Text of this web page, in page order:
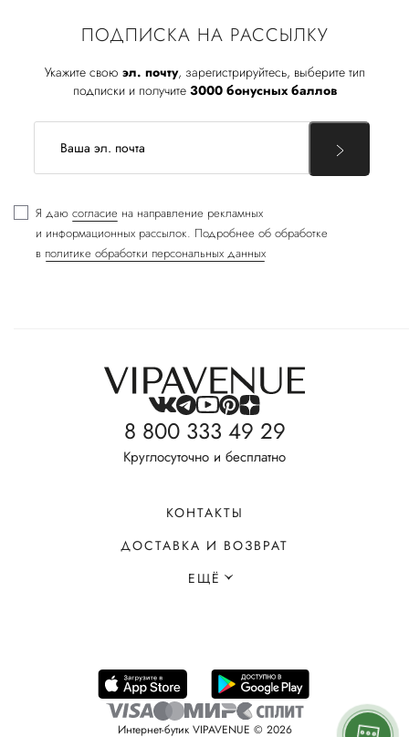
ПОДПИСКА НА РАССЫЛКУ
Укажите свою эл. почту, зарегистрируйтесь, выберите тип
подписки и получите 3000 бонусных баллов
Я даю согласие на направление рекламных
и информационных рассылок. Подробнее об обработке
в политике обработки персональных данных
8 800 333 49 29
Круглосуточно и бесплатно
КОНТАКТЫ
ДОСТАВКА И ВОЗВРАТ
ЕЩЁ
Интернет-бутик VIPAVENUE © 2026